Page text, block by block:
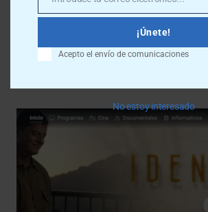
Últimas noticias
Email
¡Únete!
Acepto el envío de comunicaciones
No estoy interesado